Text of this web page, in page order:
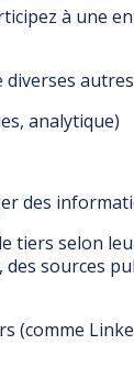
à une
analytique)
des
selon
sources
(comme